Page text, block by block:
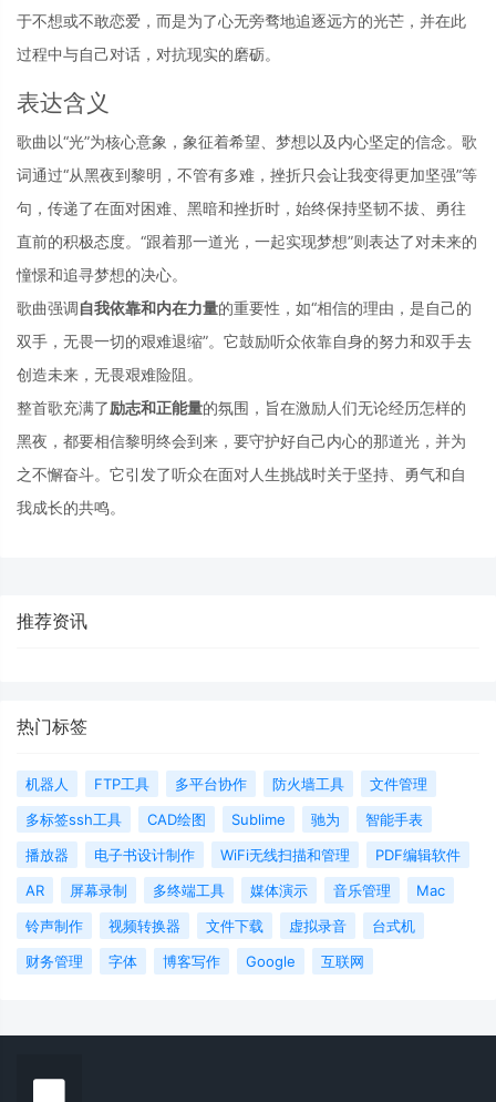
于不想或不敢恋爱，而是为了心无旁骛地追逐远方的光芒，并在此
过程中与自己对话，对抗现实的磨砺。
表达含义
歌曲以“光”为核心意象，象征着希望、梦想以及内心坚定的信念。歌
词通过“从黑夜到黎明，不管有多难，挫折只会让我变得更加坚强”等
句，传递了在面对困难、黑暗和挫折时，始终保持坚韧不拔、勇往
直前的积极态度。“跟着那一道光，一起实现梦想”则表达了对未来的
憧憬和追寻梦想的决心。
歌曲强调自我依靠和内在力量的重要性，如“相信的理由，是自己的
双手，无畏一切的艰难退缩”。它鼓励听众依靠自身的努力和双手去
创造未来，无畏艰难险阻。
整首歌充满了励志和正能量的氛围，旨在激励人们无论经历怎样的
黑夜，都要相信黎明终会到来，要守护好自己内心的那道光，并为
之不懈奋斗。它引发了听众在面对人生挑战时关于坚持、勇气和自
我成长的共鸣。
推荐资讯
热门标签
机器人 FTP工具 多平台协作 防火墙工具
文件管理
多标签ssh工具
CAD绘图 Sublime 驰为
智能手表
播放器
电子书设计制作 WiFi无线扫描和管理
PDF编辑软件
AR
屏幕录制 多终端工具 媒体演示 音乐管理
Mac
铃声制作
视频转换器 文件下载 虚拟录音
台式机
财务管理
字体 博客写作 Google 互联网